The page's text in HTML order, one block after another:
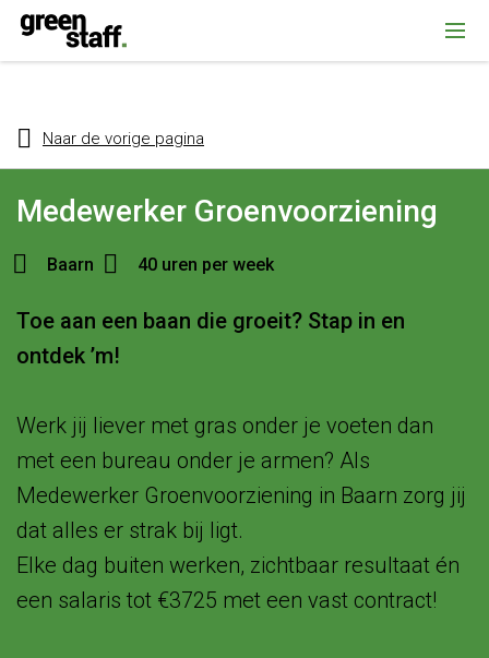
{ "@context": "https://schema.org", "@type": "Organization", "name":
""Greenstaff, "url": "https://www.greenstaff.nl", "logo": "" }
Naar de vorige pagina
Medewerker Groenvoorziening
Baarn 40 uren per week
Toe aan een baan die groeit? Stap in en
ontdek ’m!
Werk jij liever met gras onder je voeten dan
met een bureau onder je armen? Als
Medewerker Groenvoorziening in Baarn zorg jij
dat alles er strak bij ligt.
Elke dag buiten werken, zichtbaar resultaat én
een salaris tot €3725 met een vast contract!